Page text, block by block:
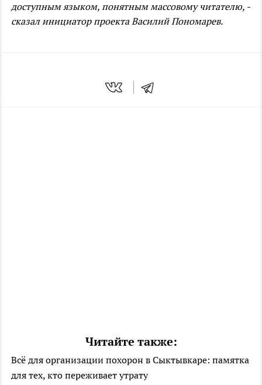
доступным языком, понятным массовому читателю, -
сказал инициатор проекта Василий Пономарев.
Читайте также:
Всё для организации похорон в Сыктывкаре: памятка
для тех, кто переживает утрату